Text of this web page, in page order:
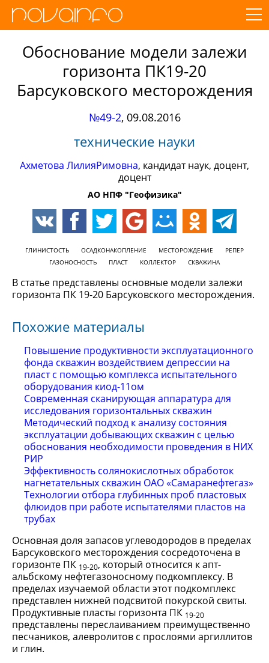
Обоснование модели залежи
горизонта ПК19-20
Барсуковского месторождения
№49-2, 09.08.2016
технические науки
Ахметова ЛилияРимовна, кандидат наук, доцент,
доцент
АО НПФ "Геофизика"
ГЛИНИСТОСТЬ ОСАДКОНАКОПЛЕНИЕ МЕСТОРОЖДЕНИЕ
РЕПЕР
ГАЗОНОСНОСТЬ
ПЛАСТ КОЛЛЕКТОР СКВАЖИНА
В статье представлены основные модели залежи
горизонта ПК 19-20 Барсуковского месторождения.
Похожие материалы
Повышение продуктивности эксплуатационного
фонда скважин воздействием депрессии на
пласт с помощью комплекса испытательного
оборудования киод-11ом
Современная сканирующая аппаратура для
исследования горизонтальных скважин
Методический подход к анализу состояния
эксплуатации добывающих скважин с целью
обоснования необходимости проведения в НИХ
РИР
Эффективность солянокислотных обработок
нагнетательных скважин ОАО «Самаранефтегаз»
Технологии отбора глубинных проб пластовых
флюидов при работе испытателями пластов на
трубах
Основная доля запасов углеводородов в пределах
Барсуковского месторождения сосредоточена в
горизонте ПК 19-20, который относится к апт-
альбскому нефтегазоносному подкомплексу. В
пределах изучаемой области этот подкомплекс
представлен нижней подсвитой покурской свиты.
Продуктивные пласты горизонта ПК 19-20
представлены переслаиванием преимущественно
песчаников, алевролитов с прослоями аргиллитов
и глин.